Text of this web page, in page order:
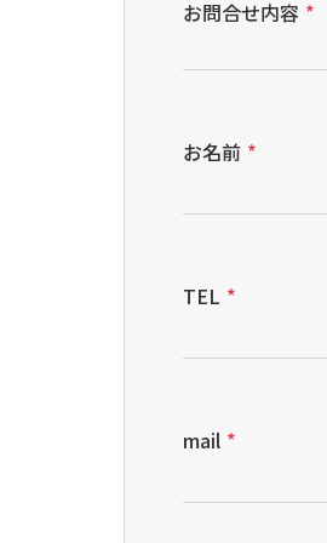
お問合せ内容 *
お名前 *
TEL *
mail *